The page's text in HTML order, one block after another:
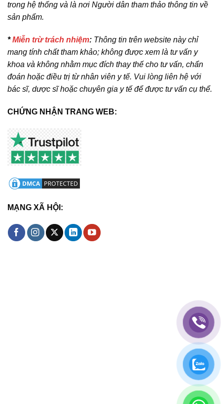
trong hệ thống và là nơi Người dân tham thảo thông tin về
sản phẩm.
*Miễn trừ trách nhiệm: Thông tin trên website này chỉ
mang tính chất tham khảo; không được xem là tư vấn y
khoa và không nhằm mục đích thay thế cho tư vấn, chẩn
đoán hoặc điều trị từ nhân viên y tế. Vui lòng liên hệ với
bác sĩ, dược sĩ hoặc chuyên gia y tế để được tư vấn cụ thể.
CHỨNG NHẬN TRANG WEB:
MẠNG XÃ HỘI: